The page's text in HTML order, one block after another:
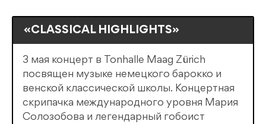
«CLASSICAL HIGHLIGHTS»
3 мая концерт в Tonhalle Maag Zürich
посвящен музыке немецкого барокко и
венской классической школы. Концертная
скрипачка международного уровня Мария
Солозобова и легендарный гобоист